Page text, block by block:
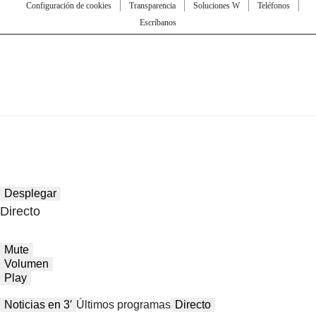
Configuración de cookies
Transparencia Soluciones W
Teléfonos
Escríbanos
Desplegar
Directo
Mute
Volumen
Play
Noticias en 3′ Últimos programas Directo